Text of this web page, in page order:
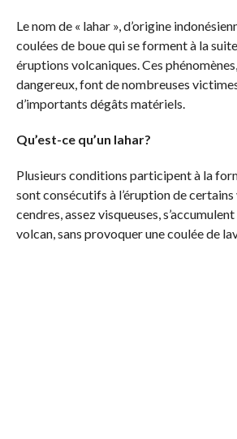
Le nom de « lahar », d’origine
coulées de boue qui se forment à la
éruptions volcaniques. Ces
dangereux, font de nombreuses
d’importants dégâts matériels.
Qu’est-ce qu’un lahar?
Plusieurs conditions participent à la
sont consécutifs à l’éruption de
cendres, assez visqueuses,
volcan, sans provoquer une coulée de